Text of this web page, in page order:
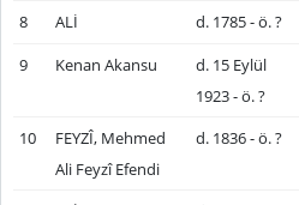
8 ALİ d. 1785 - ö. ?
9 Kenan Akansu
d. 15 Eylül
1923 - ö. ?
10
FEYZÎ, Mehmed
Ali Feyzî Efendi
d. 1836 - ö. ?